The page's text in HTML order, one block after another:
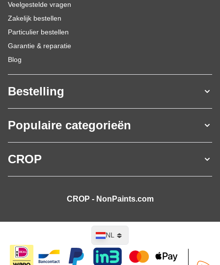
Veelgestelde vragen
Zakelijk bestellen
Particulier bestellen
Garantie & reparatie
Blog
Bestelling
Populaire categorieën
CROP
CROP - NonPaints.com
NL